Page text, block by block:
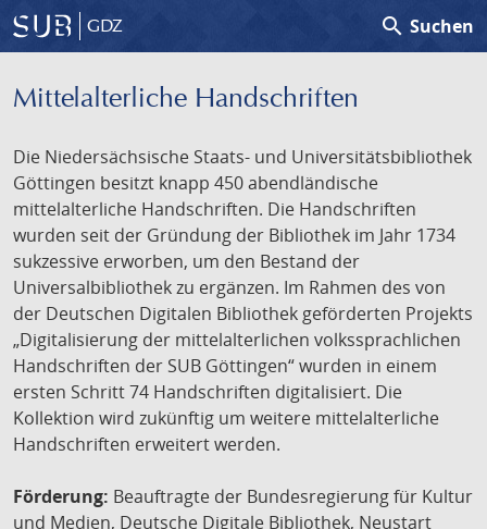
GDZ search Suchen
Mittelalterliche Handschriften
Die Niedersächsische Staats- und Universitätsbibliothek
Göttingen besitzt knapp 450 abendländische
mittelalterliche Handschriften. Die Handschriften
wurden seit der Gründung der Bibliothek im Jahr 1734
sukzessive erworben, um den Bestand der
Universalbibliothek zu ergänzen. Im Rahmen des von
der Deutschen Digitalen Bibliothek geförderten Projekts
„Digitalisierung der mittelalterlichen volkssprachlichen
Handschriften der SUB Göttingen“ wurden in einem
ersten Schritt 74 Handschriften digitalisiert. Die
Kollektion wird zukünftig um weitere mittelalterliche
Handschriften erweitert werden.
Förderung: Beauftragte der Bundesregierung für Kultur
und Medien, Deutsche Digitale Bibliothek, Neustart